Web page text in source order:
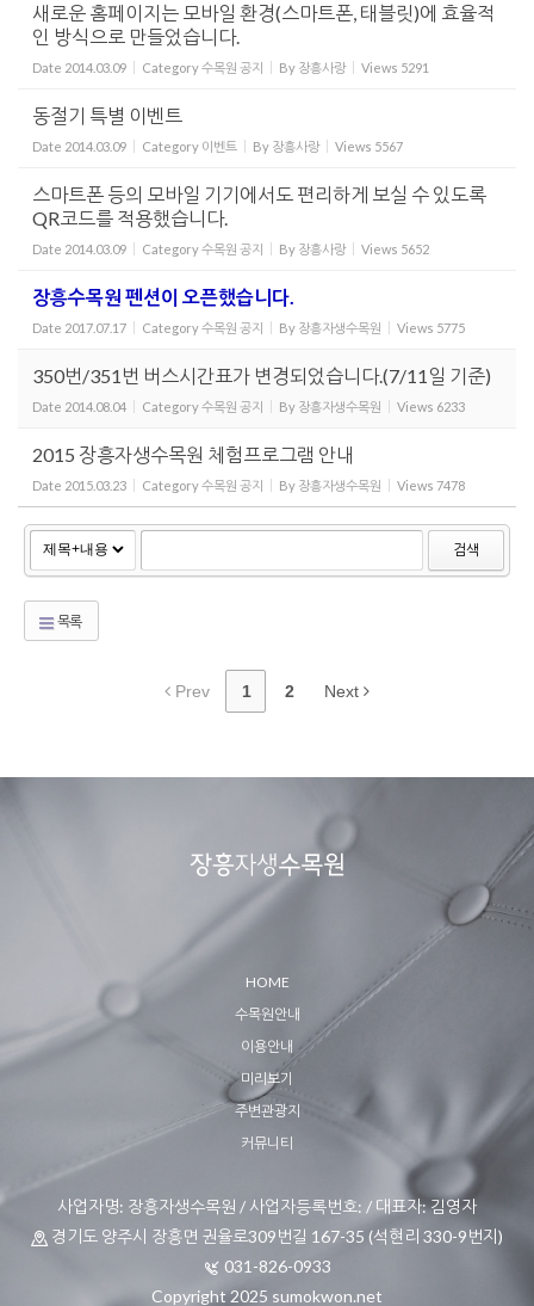
새로운 홈페이지는 모바일 환경(스마트폰, 태블릿)에 효율적
인 방식으로 만들었습니다.
Date 2014.03.09 Category수목원 공지 By 장흥사랑 Views 5291
동절기 특별 이벤트
Date 2014.03.09 Category 이벤트 By 장흥사랑 Views 5567
스마트폰 등의 모바일 기기에서도 편리하게 보실 수 있도록
QR코드를 적용했습니다.
Date 2014.03.09 Category수목원 공지 By 장흥사랑 Views 5652
장흥수목원 펜션이 오픈했습니다.
Date 2017.07.17 Category수목원 공지 By 장흥자생수목원 Views 5775
350번/351번 버스시간표가 변경되었습니다.(7/11일 기준)
Date 2014.08.04 Category수목원 공지 By 장흥자생수목원 Views 6233
2015 장흥자생수목원 체험프로그램 안내
Date 2015.03.23 Category수목원 공지 By 장흥자생수목원 Views 7478
검색
목록
Prev 1 2 Next
HOME
수목원안내
이용안내
미리보기
주변관광지
커뮤니티
사업자명: 장흥자생수목원 / 사업자등록번호: / 대표자: 김영자
경기도 양주시 장흥면 권율로309번길 167-35 (석현리 330-9번지)
031-826-0933
Copyright 2025 sumokwon.net